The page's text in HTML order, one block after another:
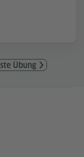
Übung